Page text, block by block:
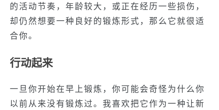
的活动节奏，年龄较大，或正在经历一些损伤，
却仍然想要一种良好的锻炼形式，那么它就很适
合你。
行动起来
一旦你开始在早上锻炼，你可能会奇怪为什么你
以前从来没有锻炼过。我喜欢把它作为一种让新